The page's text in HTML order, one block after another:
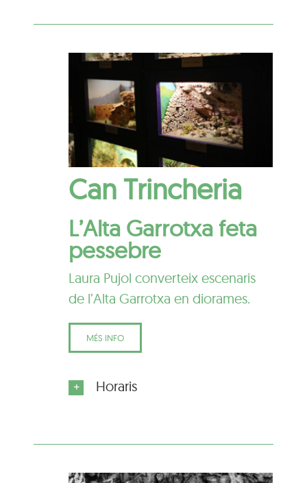
Can Trincheria
L’Alta Garrotxa feta
pessebre
Laura Pujol converteix escenaris
de l’Alta Garrotxa en diorames.
MÉS INFO
Horaris